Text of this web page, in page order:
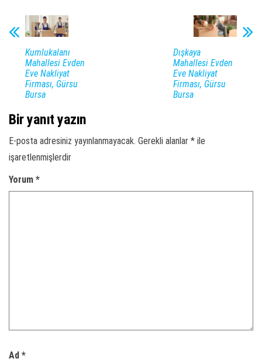
Kumlukalanı
Mahallesi Evden
Eve Nakliyat
Firması, Gürsu
Bursa
Dışkaya
Mahallesi Evden
Eve Nakliyat
Firması, Gürsu
Bursa
Bir yanıt yazın
E-posta adresiniz yayınlanmayacak. Gerekli alanlar * ile
işaretlenmişlerdir
Yorum *
Ad *